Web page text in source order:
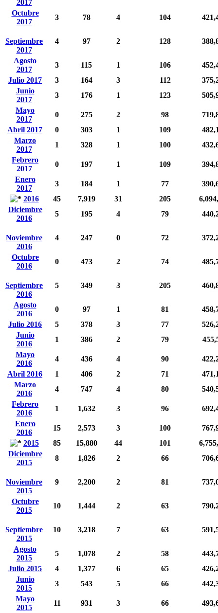
2017
Octubre
2017
3 78 4 104
Septiembre
2017
4 97 2 128
Agosto
2017
3 115 1 106
Julio 2017
3 164 3 112
Junio
2017
3 176 1 123
Mayo
2017
0 275 2 98
Abril 2017
0 303 1 109
Marzo
2017
1 328 1 100
Febrero
2017
0 197 1 109
Enero
2017
3 184 1 77
2016
45 7,919 31 205
Diciembre
2016
5 195 4 79
Noviembre
2016
4 247 0 72
Octubre
2016
0 473 2 74
Septiembre
2016
5 349 3 205
Agosto
2016
0 97 1 81
Julio 2016
5 378 3 77
Junio
2016
1 386 2 79
Mayo
2016
4 436 4 90
Abril 2016
1 406 2 71
Marzo
2016
4 747 4 80
Febrero
2016
1 1,632 3 96
Enero
2016
15 2,573 3 100
2015
85 15,880 44 101
Diciembre
2015
8 1,826 2 66
Noviembre
2015
9 2,200 2 81
Octubre
2015
10 1,444 2 63
Septiembre
2015
10 3,218 7 63
Agosto
2015
5 1,078 2 58
Julio 2015
4 1,377 6 65
Junio
2015
3 543 5 66
Mayo
2015
11 931 3 66